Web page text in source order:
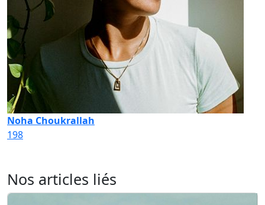
Noha Choukrallah
198
Nos articles liés